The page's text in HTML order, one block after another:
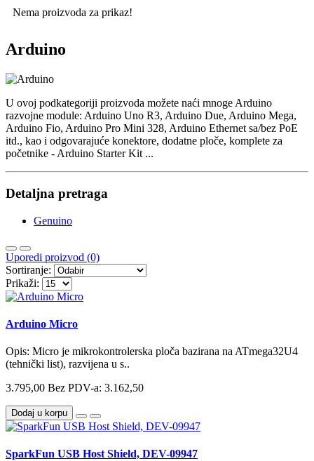
Nema proizvoda za prikaz!
Arduino
U ovoj podkategoriji proizvoda možete naći mnoge Arduino
razvojne module: Arduino Uno R3, Arduino Due, Arduino Mega,
Arduino Fio, Arduino Pro Mini 328, Arduino Ethernet sa/bez PoE
itd., kao i odgovarajuće konektore, dodatne ploče, komplete za
početnike - Arduino Starter Kit ...
Detaljna pretraga
Genuino
Uporedi proizvod (0)
Sortiranje:
Prikaži:
Arduino Micro
Opis: Micro je mikrokontrolerska ploča bazirana na ATmega32U4
(tehnički list), razvijena u s..
3.795,00 Bez PDV-a: 3.162,50
Dodaj u korpu
SparkFun USB Host Shield, DEV-09947